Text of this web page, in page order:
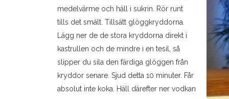
medelvärme och häll i sukrin. Rör runt
tills det smält. Tillsätt glöggkryddorna.
Lägg ner de de stora kryddorna direkt i
kastrullen och de mindre i en tesil, så
slipper du sila den färdiga glöggen från
kryddor senare. Sjud detta 10 minuter. Får
absolut inte koka. Häll därefter ner vodkan